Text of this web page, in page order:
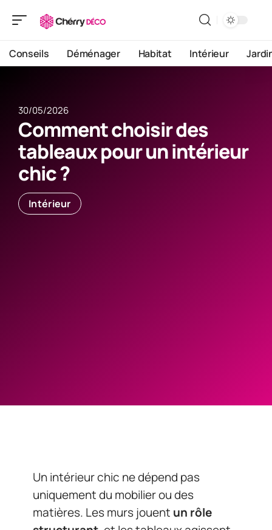
Conseils Déménager Habitat Intérieur
30/05/2026
Comment choisir des
tableaux pour un intérieur
chic ?
Intérieur
Un intérieur chic ne dépend pas
uniquement du mobilier ou des
matières. Les murs jouent un rôle